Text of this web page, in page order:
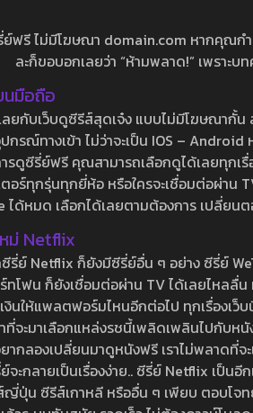
ย์ฟรี ไม่มีโฆษณา domain.com หากคุณก
ละก็ขอบอกเลยว่า “ห้ามพลาด!” เพราะ
มือถือ
ลยกับเว็บดูซีรีส์สุดเจ๋ง แบบไม่มีโฆษณากั้
กรณ์ทางเข้า ไม่ว่าจะเป็น IOS –
รดูซีรี่ย์ฟรี คุณสามารถเลือกดูได้เลยทุกเ
อร์ทุกรุ่นทุกยี่ห้อ หรือใครจะเชื่อมต่อผ่าน
ได้หมด เลือกได้เลยตามต้องการ เปลี่ยน
ม่ Netflix
รี่ย์ Netflix ก็ยังมีซีรี่ย์อื่น ๆ อย่าง ซีรี่ย์
ทโฟน ก็ยังเชื่อมต่อผ่าน TV ได้เลยไหลลื่
งินให้แพลตฟอร์มไหนอีกต่อไป ทุกเรื่องเว็
ที่จะมาเลือกแหล่งรชนี้เพลิดเพลินไปกับห
ากลองเปลี่ยนมาดูหนังฟรี เราไม่พลาดที่
จะกลายเป็นเรื่องง่าย.. ซีรี่ย์ Netflix เป็น
ญี่ปุ่น ซีรีส์เกาหลี หรืออื่น ๆ เพียบ ตอบโจท